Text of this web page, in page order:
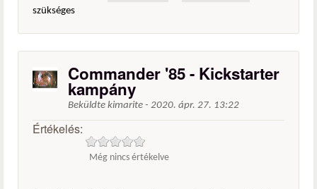
szükséges
Commander '85 - Kickstarter
kampány
Beküldte kimarite - 2020. ápr. 27. 13:22
Értékelés:
Még nincs értékelve